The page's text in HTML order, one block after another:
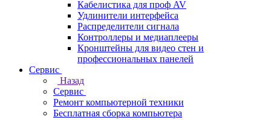
Кабелистика для проф AV
Удлинители интерфейса
Распределители сигнала
Контроллеры и медиаплееры
Кронштейны для видео стен и
профессиональных панелей
Сервис
Назад
Сервис
Ремонт компьютерной техники
Бесплатная сборка компьютера